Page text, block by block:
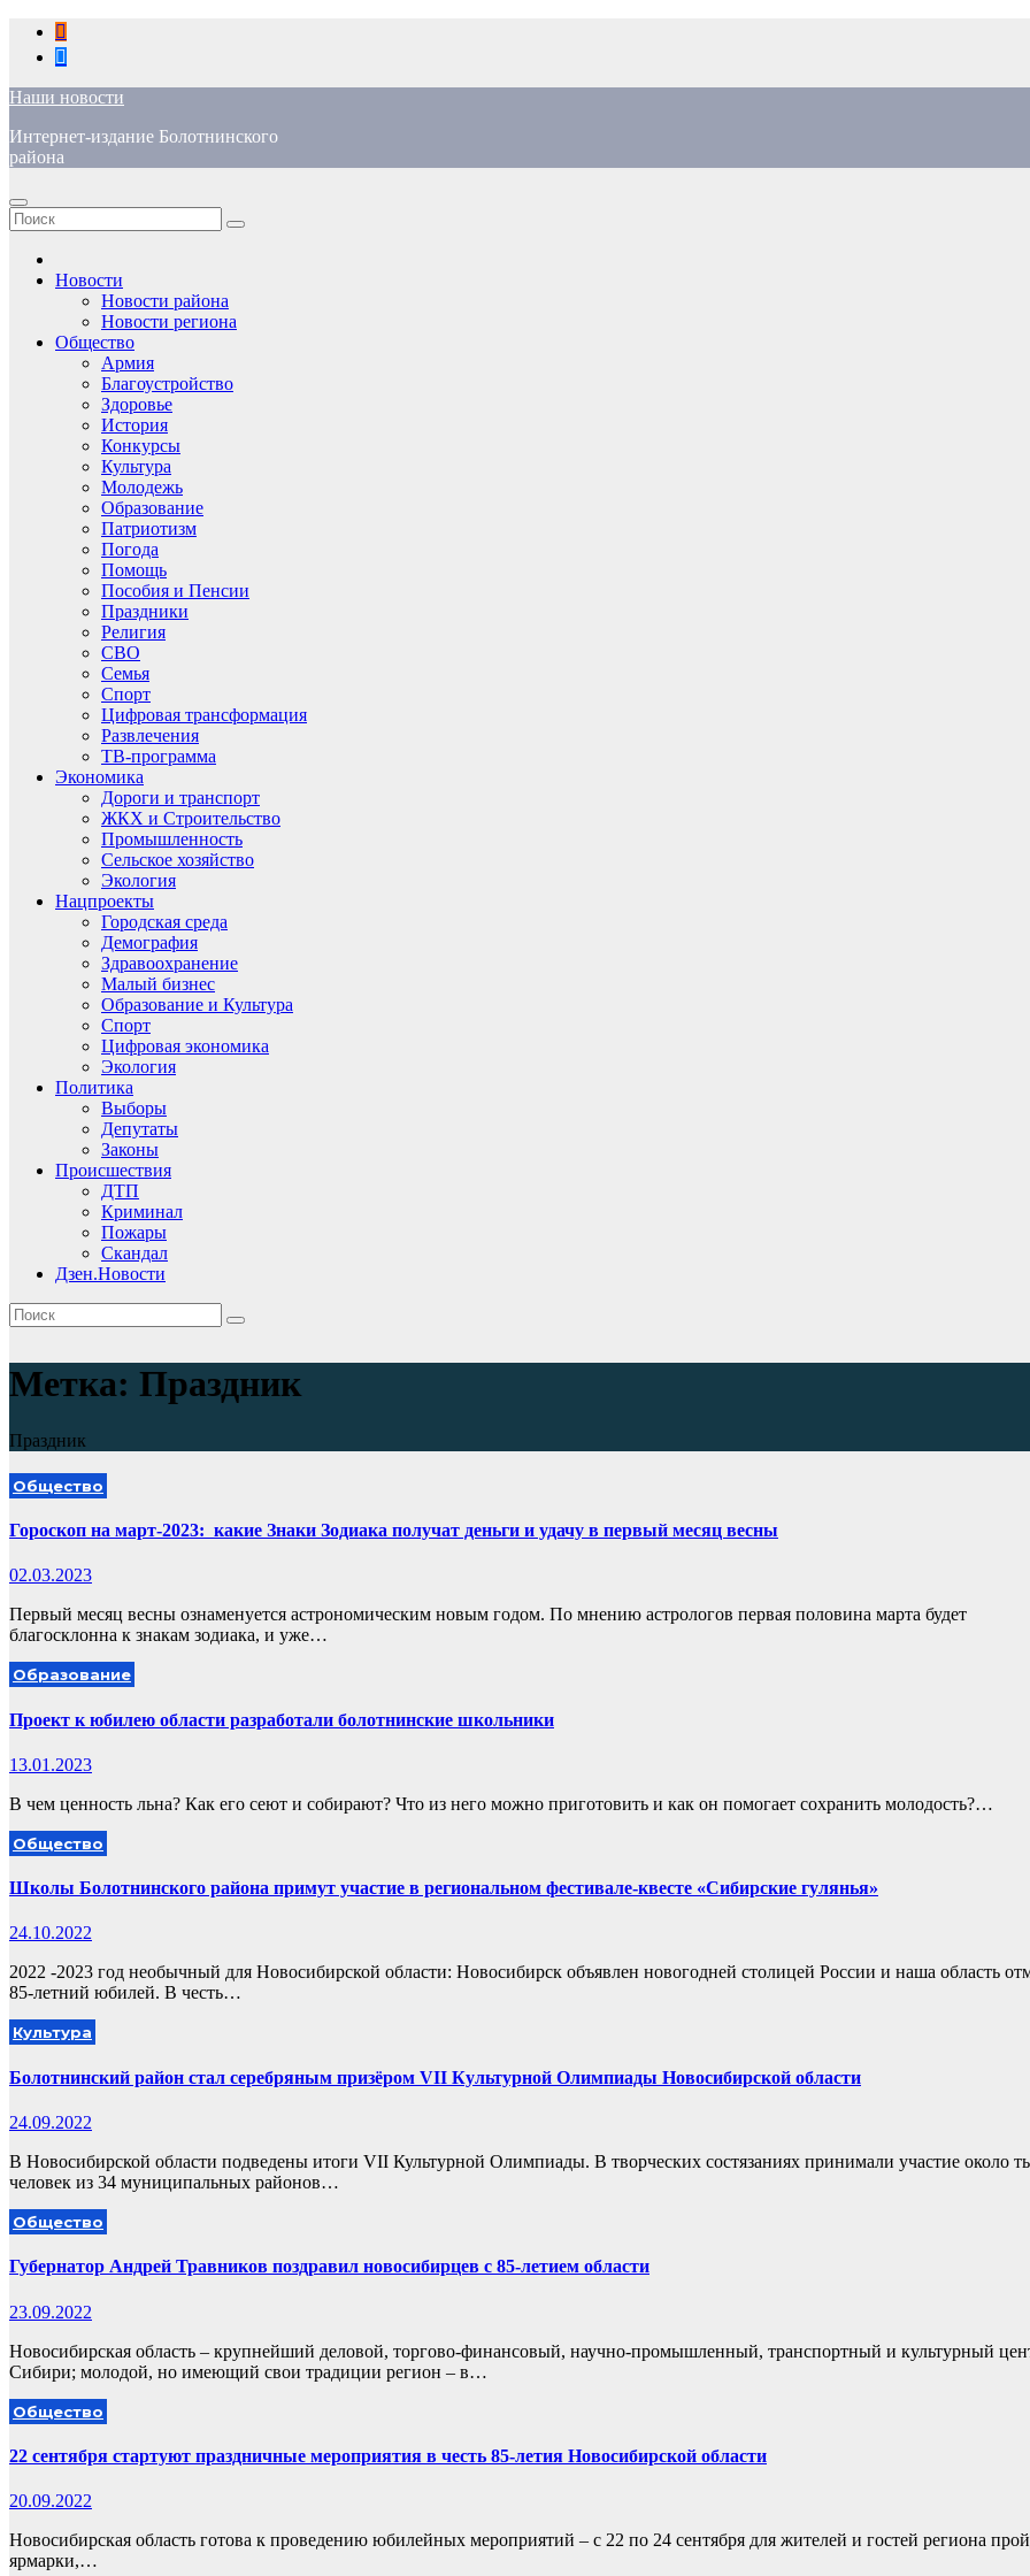
Перейти
содержимому
Наши новости
Интернет-издание Болотнинского
района
Новости
Новости района
Новости региона
Общество
Армия
Благоустройство
Здоровье
История
Конкурсы
Культура
Молодежь
Образование
Патриотизм
Погода
Помощь
Пособия и Пенсии
Праздники
Религия
СВО
Семья
Спорт
Цифровая трансформация
Развлечения
ТВ-программа
Экономика
Дороги и транспорт
ЖКХ и Строительство
Промышленность
Сельское хозяйство
Экология
Нацпроекты
Городская среда
Демография
Здравоохранение
Малый бизнес
Образование и Культура
Спорт
Цифровая экономика
Экология
Политика
Выборы
Депутаты
Законы
Происшествия
ДТП
Криминал
Пожары
Скандал
Дзен.Новости
Метка: Праздник
Праздник
Общество
Гороскоп на март-2023: какие Знаки Зодиака получат деньги и удачу в первый месяц весны
02.03.2023
Первый месяц весны ознаменуется астрономическим новым годом. По мнению астрологов первая половина марта будет
благосклонна к знакам зодиака, и уже…
Образование
Проект к юбилею области разработали болотнинские школьники
13.01.2023
В чем ценность льна? Как его сеют и собирают? Что из него можно приготовить и как он помогает сохранить молодость?…
Общество
Школы Болотнинского района примут участие в региональном фестивале-квесте «Сибирские гулянья»
24.10.2022
2022 -2023 год необычный для Новосибирской области: Новосибирск объявлен новогодней столицей России и наша область
85-летний юбилей. В честь…
Культура
Болотнинский район стал серебряным призёром VII Культурной Олимпиады Новосибирской области
24.09.2022
В Новосибирской области подведены итоги VII Культурной Олимпиады. В творческих состязаниях принимали участие около
человек из 34 муниципальных районов…
Общество
Губернатор Андрей Травников поздравил новосибирцев с 85-летием области
23.09.2022
Новосибирская область – крупнейший деловой, торгово-финансовый, научно-промышленный, транспортный и культурный
Сибири; молодой, но имеющий свои традиции регион – в…
Общество
22 сентября стартуют праздничные мероприятия в честь 85-летия Новосибирской области
20.09.2022
Новосибирская область готова к проведению юбилейных мероприятий – с 22 по 24 сентября для жителей и гостей региона
ярмарки,…